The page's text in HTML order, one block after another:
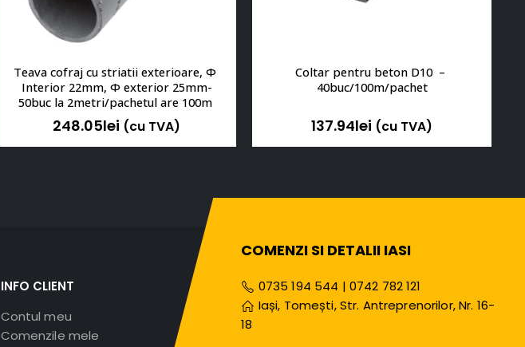
Teava cofraj cu striatii exterioare, Φ
Interior 22mm, Φ exterior 25mm-
50buc la 2metri/pachetul are 100m
liniari
248.05lei (cu TVA)
Coltar pentru beton D10  –
40buc/100m/pachet
137.94lei (cu TVA)
INFO CLIENT
Contul meu
Comenzile mele
COMENZI SI DETALII IASI
0735 194 544 | 0742 782 121
Iași, Tomești, Str. Antreprenorilor, Nr. 16-
18